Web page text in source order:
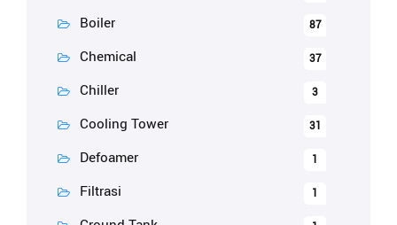
Boiler 87
Chemical 37
Chiller 3
Cooling Tower 31
Defoamer 1
Filtrasi 1